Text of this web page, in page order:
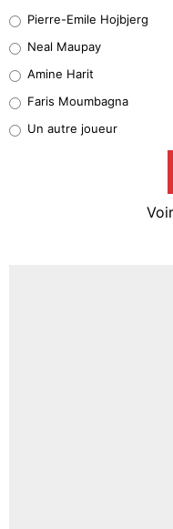
5%
1%
9%
Pierre-Emile Hojbjerg
Neal Maupay
Amine Harit
Faris Moumbagna
Un autre joueur